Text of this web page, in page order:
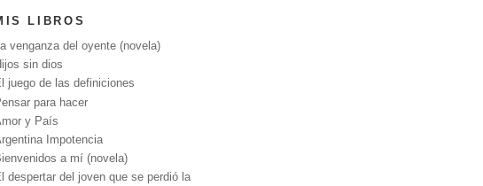
LIBROS
venganza del oyente (novela)
sin dios
juego de las definiciones
para hacer
y País
Impotencia
a mí (novela)
despertar del joven que se perdió la